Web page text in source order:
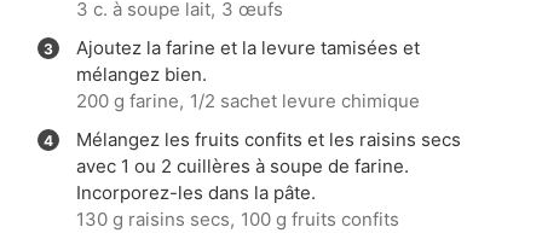
3 c. à soupe lait, 3 œufs
Ajoutez la farine et la levure tamisées et
mélangez bien.
200 g farine, 1/2 sachet levure chimique
Mélangez les fruits confits et les raisins secs
avec 1 ou 2 cuillères à soupe de farine.
Incorporez-les dans la pâte.
130 g raisins secs, 100 g fruits confits